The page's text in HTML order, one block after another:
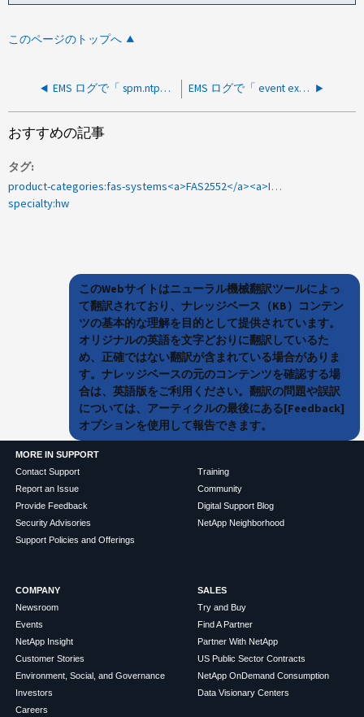
このページのトップへ
EMS ログで「 spm.ntpd.process.exit" 」と「 callhome.spm.process.maxexit" 」が報告されます EMS ログで「 event extCaches.io.writeError 」と報告される
おすすめの記事
タグ
product-categories:fas-systems<a>FAS2552</a><a>IOM6</a><a>SASポート</a><a>SASポートで</a><a>ONTAP 8.3.2p2</a><a>が停止</a>しました
specialty:hw
このWebサイトはニューラル機械翻訳ツールによっ
て翻訳されており、ナレッジベース（KB）コンテン
ツの基本的な理解を目的として提供されています。
オリジナルの英語を文字どおりに翻訳しているた
め、正確ではない翻訳が含まれている場合がありま
す。ナレッジベースの元のコンテンツを確認する場
合は、英語版をご利用ください。翻訳の問題や誤訳
については、アーティクルの最後にある[Feedback]
オプションを使用して報告できます。
MORE IN SUPPORT
Contact Support
Report an Issue
Provide Feedback
Security Advisories
Support Policies and Offerings
Training
Community
Digital Support Blog
NetApp Neighborhood
COMPANY
Newsroom
Events
NetApp Insight
Customer Stories
Environment, Social, and Governance
Investors
Careers
SALES
Try and Buy
Find A Partner
Partner With NetApp
US Public Sector Contracts
NetApp OnDemand Consumption
Data Visionary Centers